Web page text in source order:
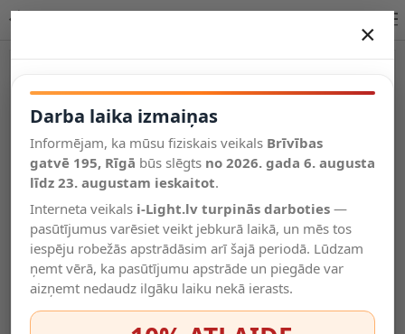
Salīdzināt
Vēlmju
saraksts
Valodas
×
Darba laika izmaiņas
Informējam, ka mūsu fiziskais veikals Brīvības
gatvē 195, Rīgā būs slēgts no 2026. gada 6. augusta
līdz 23. augustam ieskaitot.
Interneta veikals i-Light.lv turpinās darboties —
pasūtījumus varēsiet veikt jebkurā laikā, un mēs tos
iespēju robežās apstrādāsim arī šajā periodā. Lūdzam
ņemt vērā, ka pasūtījumu apstrāde un piegāde var
aizņemt nedaudz ilgāku laiku nekā ierasts.